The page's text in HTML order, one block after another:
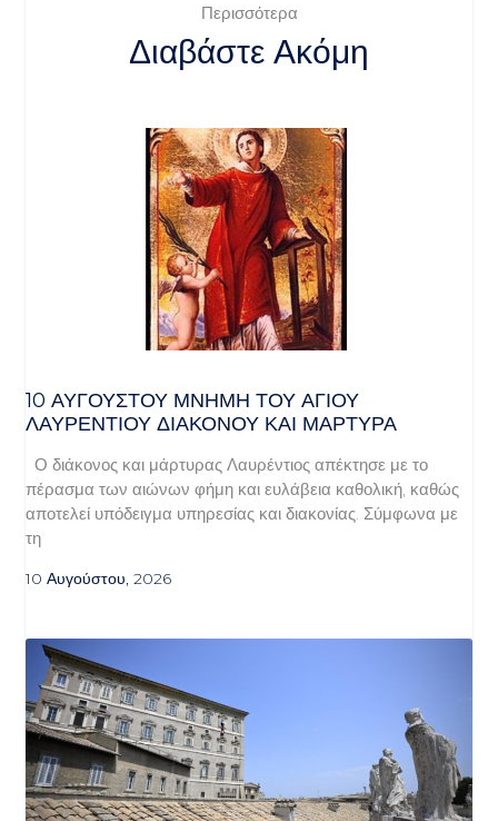
Περισσότερα
Διαβάστε Ακόμη
10 ΑΥΓΟΥΣΤΟΥ ΜΝΗΜΗ ΤΟΥ ΑΓΙΟΥ
ΛΑΥΡΕΝΤΙΟΥ ΔΙΑΚΟΝΟΥ ΚΑΙ ΜΑΡΤΥΡΑ
Ο διάκονος και μάρτυρας Λαυρέντιος απέκτησε με το
πέρασμα των αιώνων φήμη και ευλάβεια καθολική, καθώς
αποτελεί υπόδειγμα υπηρεσίας και διακονίας. Σύμφωνα με
τη
10 Αυγούστου, 2026